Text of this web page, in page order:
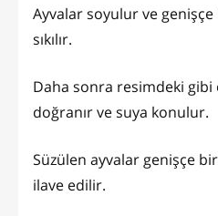
Ayvalar soyulur ve genişçe
sıkılır.
Daha sonra resimdeki
doğranır ve suya konulur.
Süzülen ayvalar genişçe
ilave edilir.